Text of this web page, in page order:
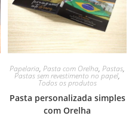
Papelaria,Pasta com Orelha,Pastas,
Pastas sem revestimento no papel,
Todos os produtos
Pasta personalizada simples
com Orelha